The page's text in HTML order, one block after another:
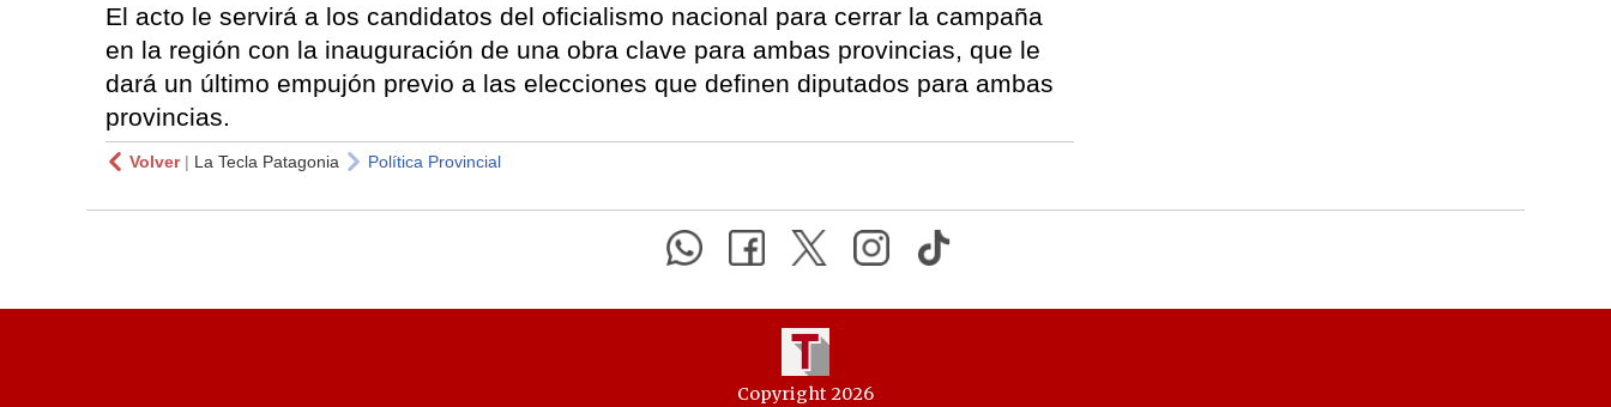
El acto le servirá a los candidatos del oficialismo nacional para cerrar la campaña
en la región con la inauguración de una obra clave para ambas provincias, que le
dará un último empujón previo a las elecciones que definen diputados para ambas
provincias.
Volver| La Tecla Patagonia Política Provincial
Copyright 2026